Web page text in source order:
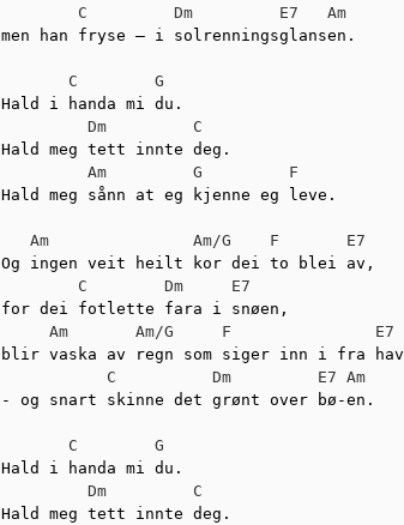
C
Dm E7
Am
men han fryse – i solrenningsglansen.
C
G
Hald i handa mi du.
Dm
C
Hald meg tett innte deg.
Am
G
F
Hald meg sånn at eg kjenne eg leve.
Am Am/G F
E7
Og ingen veit heilt kor dei to blei av,
C
Dm
E7
for dei fotlette fara i snøen,
Am
Am/G F
E7
blir vaska av regn som siger inn i fra hav
C
Dm E7 Am
- og snart skinne det grønt over bø-en.
C
G
Hald i handa mi du.
Dm
C
Hald meg tett innte deg.